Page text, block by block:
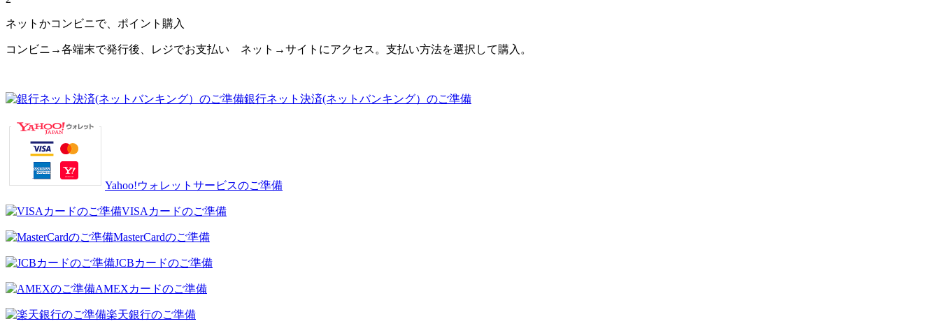
ネットかコンビニで、ポイント購入
コンビニ→各端末で発行後、レジでお支払い ネット→サイトにアクセス。支払い方法を選択して購入。
銀行ネット決済(ネットバンキング）のご準備
Yahoo!ウォレットサービスのご準備
VISAカードのご準備
MasterCardのご準備
JCBカードのご準備
AMEXカードのご準備
楽天銀行のご準備